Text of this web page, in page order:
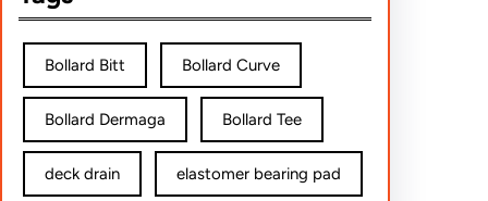
Bollard Bitt Bollard Curve
Bollard Dermaga Bollard Tee
deck drain elastomer bearing pad